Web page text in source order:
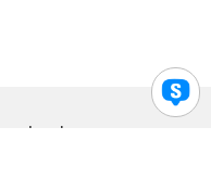
Legal